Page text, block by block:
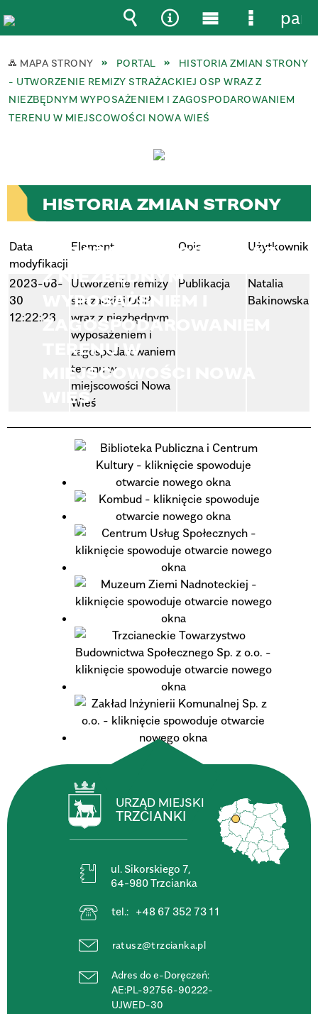
MAPA STRONY PORTAL
HISTORIA ZMIAN STRONY
- UTWORZENIE REMIZY STRAŻACKIEJ OSP WRAZ Z
NIEZBĘDNYM WYPOSAŻENIEM I ZAGOSPODAROWANIEM
TERENU W MIEJSCOWOŚCI NOWA WIEŚ
HISTORIA ZMIAN STRONY
STRAŻACKIEJ OSP WRAZ
Z NIEZBĘDNYM
WYPOSAŻENIEM I
ZAGOSPODAROWANIEM
TERENU W
MIEJSCOWOŚCI NOWA
WIEŚ
Data
modyfikacji
Element Opis Użytkownik
2023-08-
30
12:22:23
Utworzenie remizy
strażackiej OSP
wraz z niezbędnym
wyposażeniem i
zagospodarowaniem
terenu w
miejscowości Nowa
Wieś
Publikacja
Natalia
Bakinowska
URZĄD MIEJSKI
TRZCIANKI
ul. Sikorskiego 7,
64-980 Trzcianka
tel.: +48 67 352 73 11
ratusz@trzcianka.pl
Adres do e-Doręczeń:
AE:PL-92756-90222-
UJWED-30
Wyszukiwarka
Narzędzia
Menu
główne
Menu